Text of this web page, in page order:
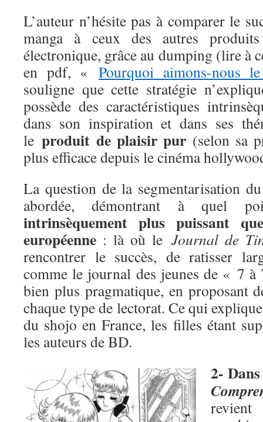
L’auteur n’hésite pas à comparer le
manga à ceux des autres
électronique, grâce au dumping (lire à
en pdf, « Pourquoi aimons-nous
souligne que cette stratégie
possède des caractéristiques
dans son inspiration et dans ses
leproduit de plaisir pur (selon sa
plus efficace depuis le cinéma
La question de la segmentarisation
abordée, démontrant à quel
intrinsèquement plus puissant
européenne : là où le Journal de
rencontrer le succès, de ratisser
comme le journal des jeunes de « 7 à
bien plus pragmatique, en proposant
chaque type de lectorat. Ce qui
du shojo en France, les filles étant
les auteurs de BD.
2-